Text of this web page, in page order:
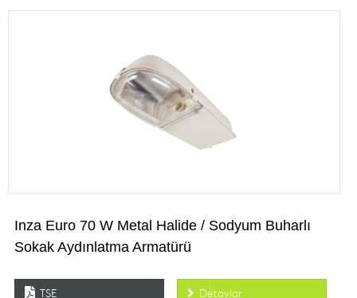
Inza Euro 70 W Metal Halide / Sodyum Buharlı
Sokak Aydınlatma Armatürü
TSE Detaylar